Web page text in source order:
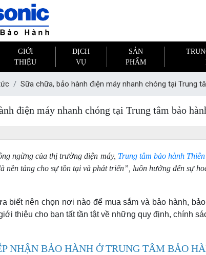
GIỚI
THIỆU
DỊCH
VỤ
SẢN
PHẨM
Sữa chữa, bảo hành điện máy nhanh chóng tại Trung
điện máy nhanh chóng tại Trung tâm bảo
ngừng của thị trường điện máy, Trung tâm bảo hành
nền tảng cho sự tồn tại và phát triển”, luôn hướng đến sự
biết nên chọn nơi nào để mua sắm và bảo hành,
thiệu cho bạn tất tần tật về những quy định, chính
NHẬN BẢO HÀNH Ở TRUNG TÂM BẢO